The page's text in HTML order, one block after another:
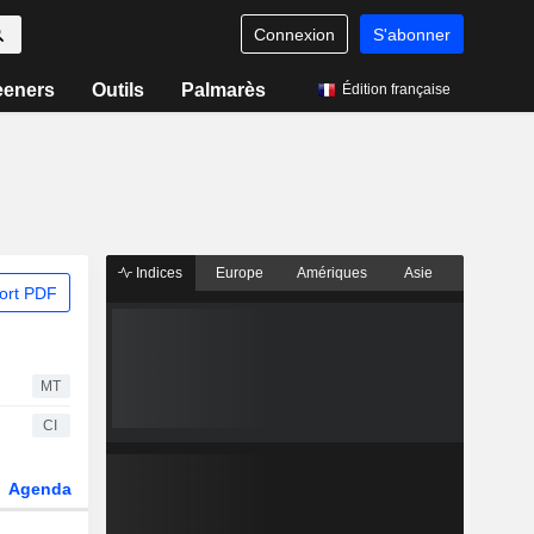
Connexion S'abonner
Outils Palmarès Édition française
PDF
MT
CI
Agenda
Indices Europe Amériques Asie